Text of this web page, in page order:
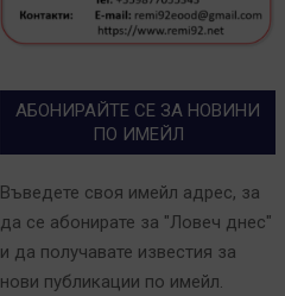
АБОНИРАЙТЕ СЕ ЗА НОВИНИ
ПО ИМЕЙЛ
Въведете своя имейл адрес, за
да се абонирате за "Ловеч днес"
и да получавате известия за
нови публикации по имейл.